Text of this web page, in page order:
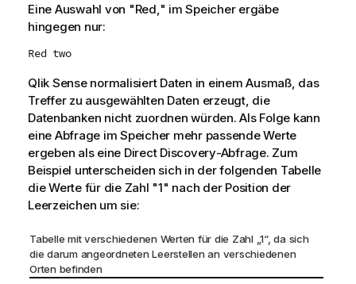
Eine Auswahl von "Red," im Speicher ergäbe
hingegen nur:
Red two
Qlik Sensenormalisiert Daten in einem Ausmaß, das
Treffer zu ausgewählten Daten erzeugt, die
Datenbanken nicht zuordnen würden. Als Folge kann
eine Abfrage im Speicher mehr passende Werte
ergeben als eine Direct Discovery-Abfrage. Zum
Beispiel unterscheiden sich in der folgenden Tabelle
die Werte für die Zahl "1" nach der Position der
Leerzeichen um sie:
Tabelle mit verschiedenen Werten für die Zahl „1“, da sich
die darum angeordneten Leerstellen an verschiedenen
Orten befinden